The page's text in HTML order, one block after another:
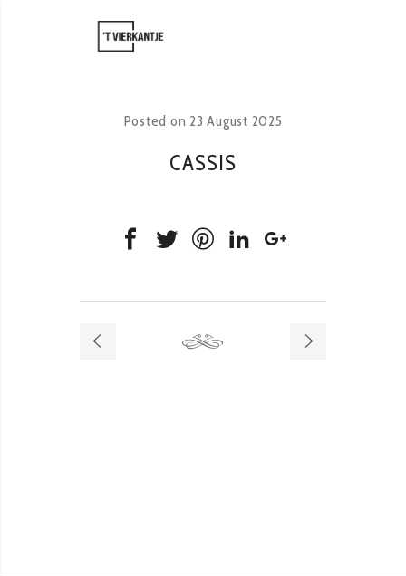
Posted on 23 August 2025
CASSIS